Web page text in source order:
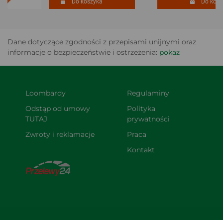
Dane dotyczące zgodności z przepisami unijnymi oraz
informacje o bezpieczeństwie i ostrzeżenia: pokaż
Loombardy
Odstąp od umowy
TUTAJ
Zwroty i reklamacje
Regulaminy
Polityka
prywatności
Praca
Kontakt